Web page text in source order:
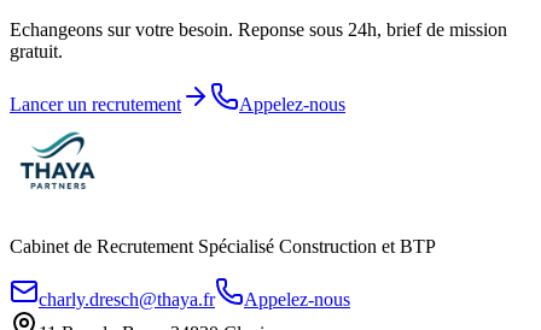
Echangeons sur votre besoin. Reponse sous 24h, brief de mission
gratuit.
Lancer un recrutement Appelez-nous
Cabinet de Recrutement Spécialisé Construction et BTP
charly.dresch@thaya.fr
Appelez-nous